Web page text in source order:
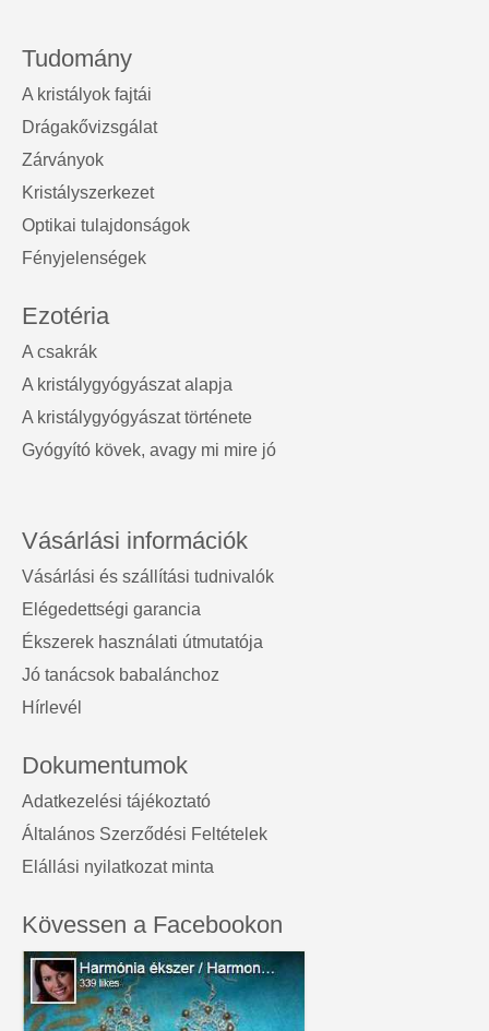
Tudomány
A kristályok fajtái
Drágakővizsgálat
Zárványok
Kristályszerkezet
Optikai tulajdonságok
Fényjelenségek
Ezotéria
A csakrák
A kristálygyógyászat alapja
A kristálygyógyászat története
Gyógyító kövek, avagy mi mire jó
Vásárlási információk
Vásárlási és szállítási tudnivalók
Elégedettségi garancia
Ékszerek használati útmutatója
Jó tanácsok babalánchoz
Hírlevél
Dokumentumok
Adatkezelési tájékoztató
Általános Szerződési Feltételek
Elállási nyilatkozat minta
Kövessen a Facebookon